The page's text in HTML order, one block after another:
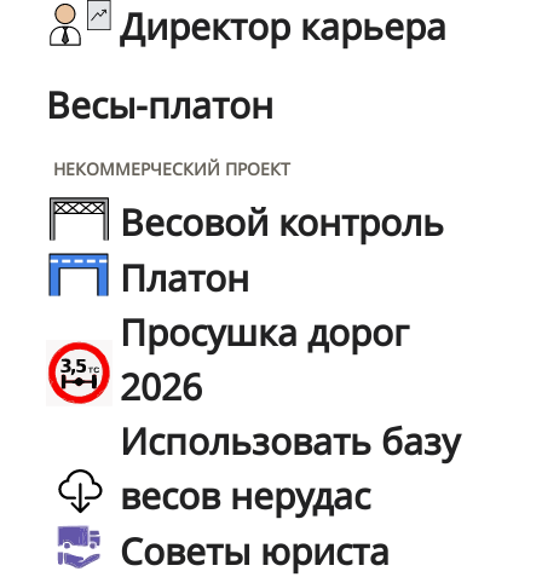
Директор карьера
Весы-платон
НЕКОММЕРЧЕСКИЙ ПРОЕКТ
Весовой контроль
Платон
Просушка дорог
2026
Использовать базу
весов нерудас
Советы юриста